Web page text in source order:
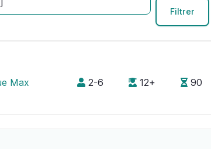
Max 2-6 12+ 90